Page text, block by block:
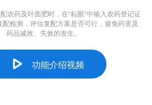
农药及叶面肥时，在“耘眼”中输入农药登记证
检测，评估复配方案是否可行，避免药害及
药品减效、失效的发生。
功能介绍视频